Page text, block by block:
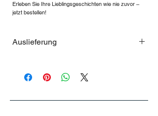
Erleben Sie Ihre Lieblingsgeschichten wie nie zuvor –
jetzt bestellen!
Auslieferung
Peter Pan, jetzt benachrichtigen lassen